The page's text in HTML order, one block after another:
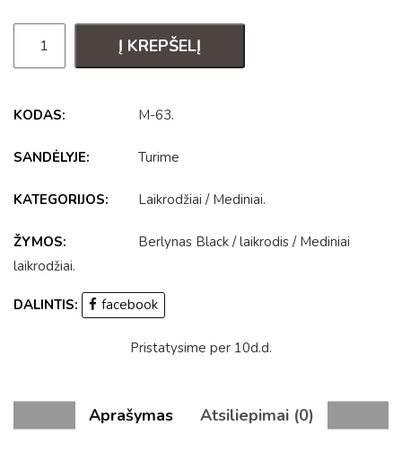
Į KREPŠELĮ
KODAS: M-63.
SANDĖLYJE: Turime
KATEGORIJOS: Laikrodžiai / Mediniai.
ŽYMOS: Berlynas Black /laikrodis / Mediniai
laikrodžiai.
DALINTIS: facebook
Pristatysime per 10d.d.
Aprašymas Atsiliepimai (0)